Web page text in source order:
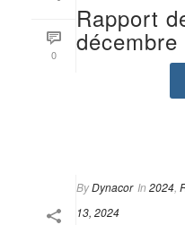
0
Rapport
décembre
ByDynacor In 2024
13, 2024